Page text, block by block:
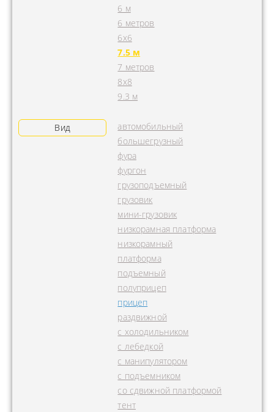
6 м
6 метров
6х6
7.5 м
7 метров
8х8
9.3 м
Вид
автомобильный
большегрузный
фура
фургон
грузоподъемный
грузовик
мини-грузовик
низкорамная платформа
низкорамный
платформа
подъемный
полуприцеп
прицеп
раздвижной
с холодильником
с лебедкой
с манипулятором
с подъемником
со сдвижной платформой
тент